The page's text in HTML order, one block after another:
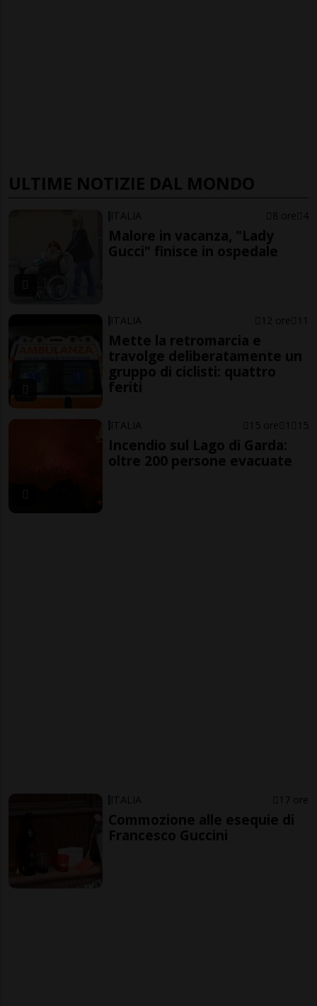
ULTIME NOTIZIE DAL MONDO
ITALIA 8 ore 4
Malore in vacanza, "Lady
Gucci" finisce in ospedale
ITALIA 12 ore 11
Mette la retromarcia e
travolge deliberatamente un
gruppo di ciclisti: quattro
feriti
ITALIA 15 ore 1 15
Incendio sul Lago di Garda:
oltre 200 persone evacuate
ITALIA 17 ore
Commozione alle esequie di
Francesco Guccini